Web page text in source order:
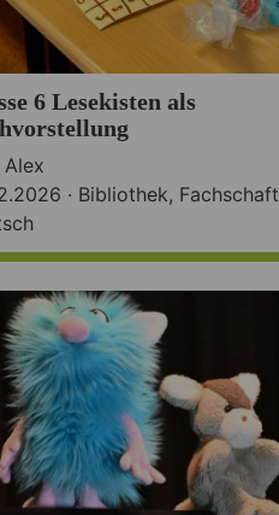
6 Lesekisten als
Alex
· Bibliothek, Fachschaft